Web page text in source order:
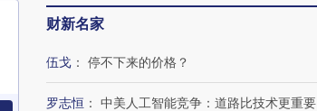
财新名家
伍戈 ： 停不下来的价格？
罗志恒 ： 中美人工智能竞争：道路比技术更重要